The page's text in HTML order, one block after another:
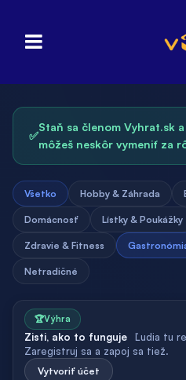
✅
Staň sa členom Vyhrat.sk
môžeš neskôr vymeniť za
Všetko Hobby & Záhrada
Domácnosť Lístky & Poukážky
Zdravie & Fitness
Netradičné
🏆Výhra
Zisti, ako to funguje
Ľudia tu
Zaregistruj sa a zapoj sa tiež.
Vytvoriť účet